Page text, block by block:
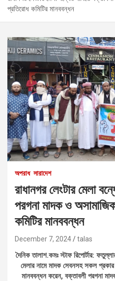
প্রতিরোধ কমিটির মানববন্ধন
অপরাধ সারাদেশ
রাধানগর লেংটার মেলা
পরগনা মাদক ও
কমিটির মানববন্ধন
December 7, 2024 talas
দৈনিক তালাশ.কমঃ স্টাফ রিপোর্টার:
মেলার নামে মাদক সেবনসহ সকল প্রকার
মানববন্ধন করেন, বক্তাবলী পরগনা